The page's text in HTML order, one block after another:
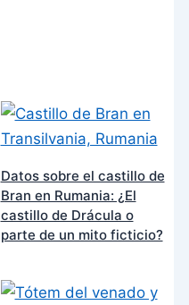
Datos sobre el castillo de
Bran en Rumania: ¿El
castillo de Drácula o
parte de un mito ficticio?